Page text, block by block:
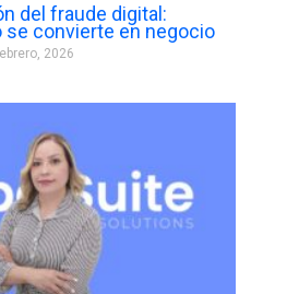
del fraude digital:
se convierte en negocio
2026